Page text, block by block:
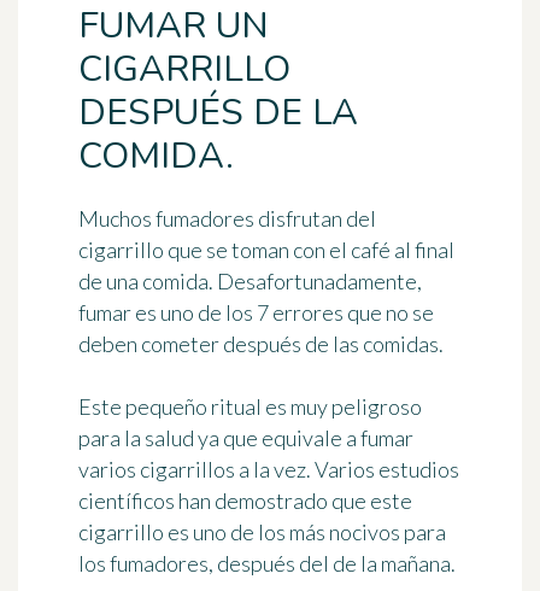
FUMAR UN
CIGARRILLO
DESPUÉS DE LA
COMIDA.
Muchos fumadores disfrutan del
cigarrillo que se toman con el café al final
de una comida. Desafortunadamente,
fumar es uno de los 7 errores que no se
deben cometer después de las comidas.
Este pequeño ritual es muy peligroso
para la saludya que equivale a fumar
varios cigarrillos a la vez. Varios estudios
científicos han demostrado que este
cigarrillo es uno de los más nocivos para
los fumadores, después del de la mañana.